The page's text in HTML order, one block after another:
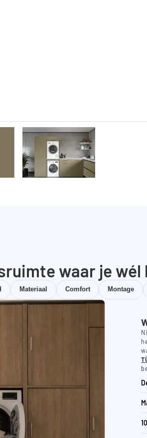
waar je
Materiaal Comfort Montage